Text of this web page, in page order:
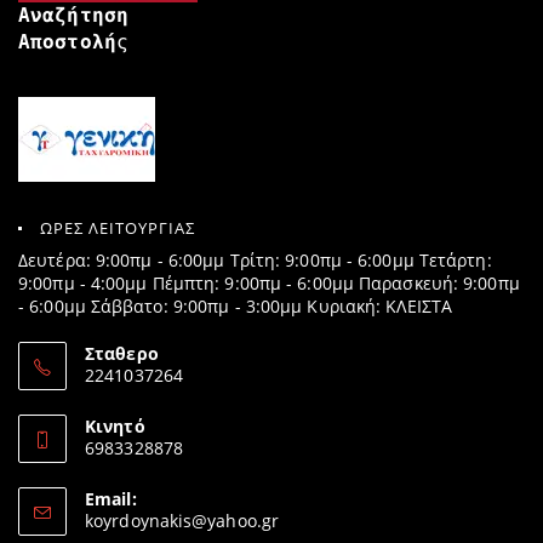
Αναζήτηση
Αποστολής
ΩΡΕΣ ΛΕΙΤΟΥΡΓΙΑΣ
Δευτέρα: 9:00πμ - 6:00μμ Τρίτη: 9:00πμ - 6:00μμ Τετάρτη:
9:00πμ - 4:00μμ Πέμπτη: 9:00πμ - 6:00μμ Παρασκευή: 9:00πμ
- 6:00μμ Σάββατο: 9:00πμ - 3:00μμ Κυριακή: ΚΛΕΙΣΤΑ
Σταθερο
2241037264
in
your
Κινητό
6983328878
in
your
Email:
koyrdoynakis@yahoo.grOpens